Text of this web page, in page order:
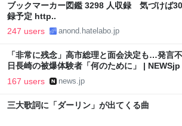
ブックマーカー図鑑 3298 人収録 気づけば
録予定 http..
247 users anond.hatelabo.jp
「非常に残念」高市総理と面会決定も…発言
日長崎の被爆体験者「何のために」 | NEWSjp
167 users news.jp
三大歌詞に「ダーリン」が出てくる曲